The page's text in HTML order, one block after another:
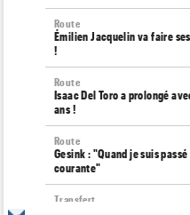
Route
Émilien Jacquelin va faire
!
Route
Isaac Del Toro a prolongé
ans !
Route
Gesink : "Quand je suis
courante"
Transfert